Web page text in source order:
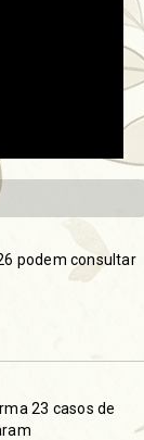
podem consultar
23 casos de